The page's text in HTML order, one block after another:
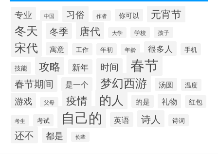
专业 中国 习俗 作者 你可以 元宵节
冬天 冬季 唐代 大学 学校 孩子
宋代 寓意 工作 年初 年龄 很多人
手机
技能
攻略 新年 时间 春节
春节期间 是一个 梦幻西游 汤圆 温度
游戏 父母 疫情 的人 的是 礼物 红包
考生 考试 自己的 英语 诗人 诗词
还不 都是 长辈